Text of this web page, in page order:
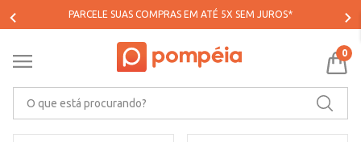
PARCELE SUAS COMPRAS EM ATÉ 5X SEM JUROS*
0